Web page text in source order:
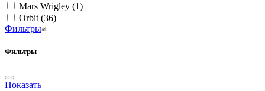
Mars Wrigley (1)
Orbit (36)
Фильтры
Фильтры
Показать